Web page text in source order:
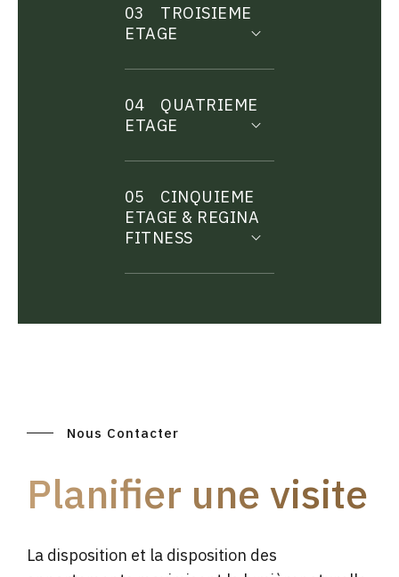
03
TROISIEME
ETAGE
04
QUATRIEME
ETAGE
05
CINQUIEME
ETAGE & REGINA
FITNESS
Nous Contacter
Planifier une visite
La disposition et la disposition des